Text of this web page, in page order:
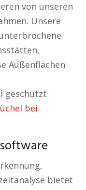
von unseren
Unsere
Außenflächen
geschützt
bei
bietet